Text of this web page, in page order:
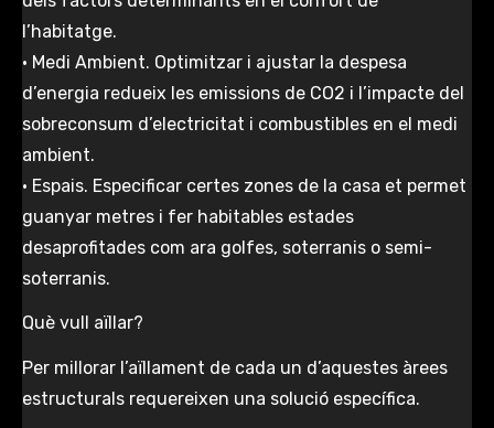
l’habitatge.
• Medi Ambient. Optimitzar i ajustar la despesa
d’energia redueix les emissions de CO2 i l’impacte del
sobreconsum d’electricitat i combustibles en el medi
ambient.
• Espais. Especificar certes zones de la casa et permet
guanyar metres i fer habitables estades
desaprofitades com ara golfes, soterranis o semi-
soterranis.
Què vull aïllar?
Per millorar l’aïllament de cada un d’aquestes àrees
estructurals requereixen una solució específica.